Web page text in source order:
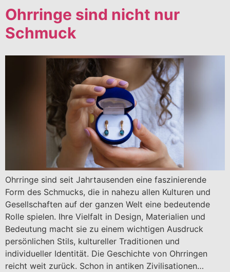
Ohrringe sind nicht nur
Schmuck
Ohrringe sind seit Jahrtausenden eine faszinierende
Form des Schmucks, die in nahezu allen Kulturen und
Gesellschaften auf der ganzen Welt eine bedeutende
Rolle spielen. Ihre Vielfalt in Design, Materialien und
Bedeutung macht sie zu einem wichtigen Ausdruck
persönlichen Stils, kultureller Traditionen und
individueller Identität. Die Geschichte von Ohrringen
reicht weit zurück. Schon in antiken Zivilisationen…